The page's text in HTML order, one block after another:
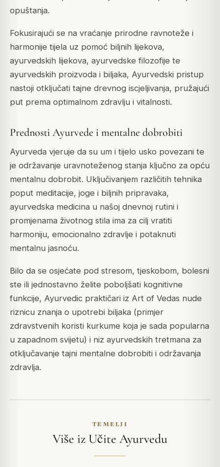
opuštanja.
Fokusirajući se na vraćanje prirodne ravnoteže i
harmonije tijela uz pomoć biljnih lijekova,
ayurvedskih lijekova, ayurvedske filozofije te
ayurvedskih proizvoda i biljaka, Ayurvedski pristup
nastoji otključati tajne drevnog iscjeljivanja, pružajući
put prema optimalnom zdravlju i vitalnosti.
Prednosti Ayurvede i mentalne dobrobiti
Ayurveda vjeruje da su um i tijelo usko povezani te
je održavanje uravnoteženog stanja ključno za opću
mentalnu dobrobit. Uključivanjem različitih tehnika
poput meditacije, joge i biljnih pripravaka,
ayurvedska medicina u našoj dnevnoj rutini i
promjenama životnog stila ima za cilj vratiti
harmoniju, emocionalno zdravlje i potaknuti
mentalnu jasnoću.
Bilo da se osjećate pod stresom, tjeskobom, bolesni
ste ili jednostavno želite poboljšati kognitivne
funkcije, Ayurvedic praktičari iz Art of Vedas nude
riznicu znanja o upotrebi biljaka (primjer
zdravstvenih koristi kurkume koja je sada popularna
u zapadnom svijetu) i niz ayurvedskih tretmana za
otključavanje tajni mentalne dobrobiti i održavanja
zdravlja.
TEMELJI
Više iz Učite Ayurvedu